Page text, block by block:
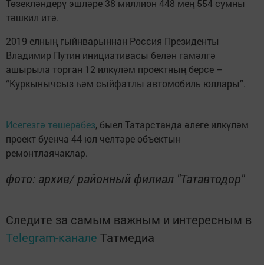
Төзекләндерү эшләре 38 миллион 448 мең 554 сумны
тәшкил итә.
2019 елның гыйнварыннан Россия Президенты
Владимир Путин инициативасы белән гамәлгә
ашырыла торган 12 илкүләм проектның берсе –
“Куркынычсыз һәм сыйфатлы автомобиль юллары”.
Исегезгә төшерәбез, быел Татарстанда әлеге илкүләм
проект буенча 44 юл челтәре объектын
ремонтлаячаклар.
фото: архив/ районный филиал "Татавтодор"
Следите за самым важным и интересным в
Telegram-канале Татмедиа